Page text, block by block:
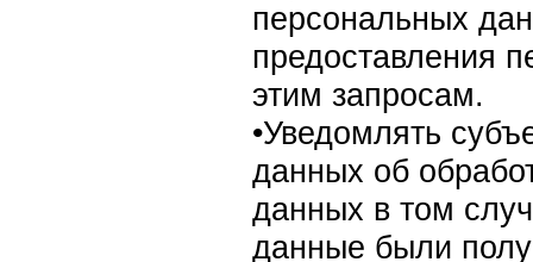
персональных
предоставления
этим запросам.
•Уведомлять
данных об
данных в том
данные были